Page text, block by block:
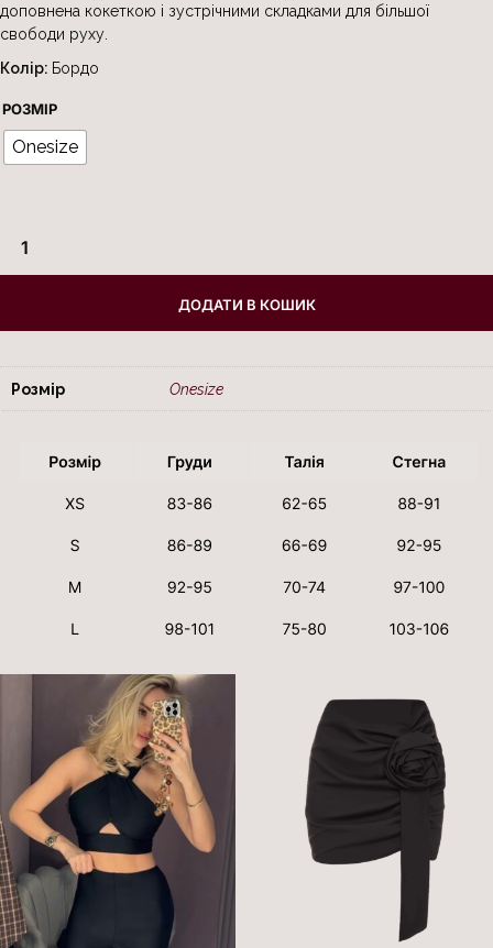
доповнена кокеткою і зустрічними складками для більшої
свободи руху.
Колір: Бордо
РОЗМІР
Onesize
ДОДАТИ В КОШИК
Розмір Onesize